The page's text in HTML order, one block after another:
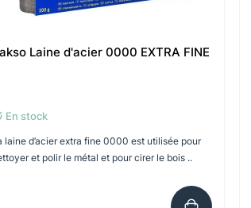
Laine d'acier 0000 EXTRA FINE
En stock
laine d’acier extra fine 0000 est utilisée pour
et polir le métal et pour cirer le bois ..